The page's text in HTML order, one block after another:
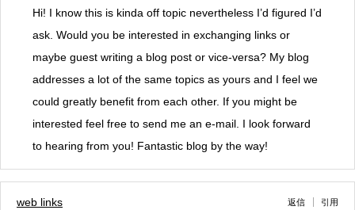
Hi! I know this is kinda off topic nevertheless I’d figured I’d
ask. Would you be interested in exchanging links or
maybe guest writing a blog post or vice-versa? My blog
addresses a lot of the same topics as yours and I feel we
could greatly benefit from each other. If you might be
interested feel free to send me an e-mail. I look forward
to hearing from you! Fantastic blog by the way!
web links 返信 引用